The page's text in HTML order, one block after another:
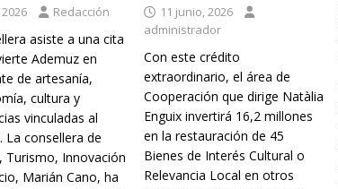
Redacción
asiste a una cita
Ademuz en
de artesanía,
cultura y
vinculadas al
La consellera de
Turismo, Innovación
Marián Cano, ha
11 junio, 2026
administrador
Con este crédito
extraordinario, el área de
Cooperación que dirige Natàlia
Enguix invertirá 16,2 millones
en la restauración de 45
Bienes de Interés Cultural o
Relevancia Local en otros